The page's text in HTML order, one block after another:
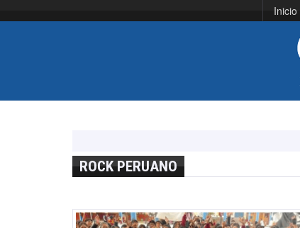
Inicio
ROCK PERUANO